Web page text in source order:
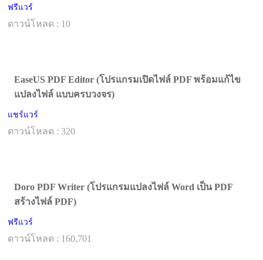
ฟรีแวร์
ดาวน์โหลด : 10
EaseUS PDF Editor (โปรแกรมเปิดไฟล์ PDF พร้อมแก้ไข
แปลงไฟล์ แบบครบวงจร)
แชร์แวร์
ดาวน์โหลด : 320
Doro PDF Writer (โปรแกรมแปลงไฟล์ Word เป็น PDF
สร้างไฟล์ PDF)
ฟรีแวร์
ดาวน์โหลด : 160,701